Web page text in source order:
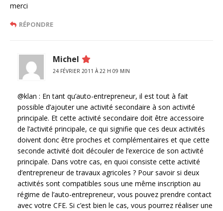
merci
RÉPONDRE
Michel
24 FÉVRIER 2011 À 22 H 09 MIN
@klan : En tant qu’auto-entrepreneur, il est tout à fait
possible d’ajouter une activité secondaire à son activité
principale. Et cette activité secondaire doit être accessoire
de l’activité principale, ce qui signifie que ces deux activités
doivent donc être proches et complémentaires et que cette
seconde activité doit découler de l’exercice de son activité
principale. Dans votre cas, en quoi consiste cette activité
d’entrepreneur de travaux agricoles ? Pour savoir si deux
activités sont compatibles sous une même inscription au
régime de l’auto-entrepreneur, vous pouvez prendre contact
avec votre CFE. Si c’est bien le cas, vous pourrez réaliser une